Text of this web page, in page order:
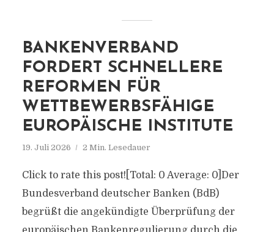
BANKENVERBAND
FORDERT SCHNELLERE
REFORMEN FÜR
WETTBEWERBSFÄHIGE
EUROPÄISCHE INSTITUTE
19. Juli 2026 2 Min. Lesedauer
Click to rate this post![Total: 0 Average: 0]Der
Bundesverband deutscher Banken (BdB)
begrüßt die angekündigte Überprüfung der